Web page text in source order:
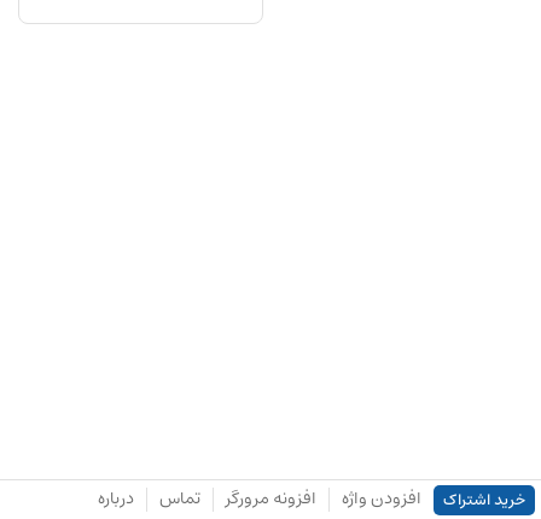
خرید اشتراک افزودن واژه افزونه مرورگر تماس درباره